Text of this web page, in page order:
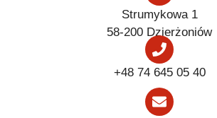
Strumykowa 1
58-200 Dzierżoniów
+48 74 645 05 40